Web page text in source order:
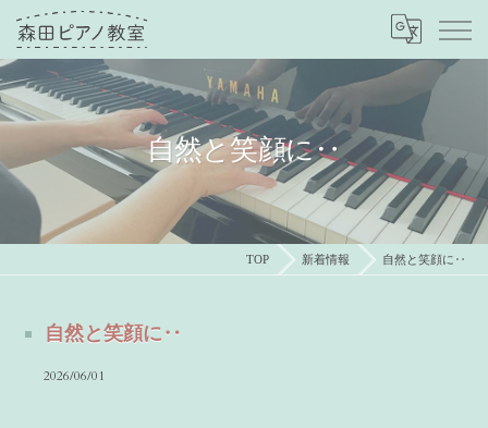
自然と笑顔に‥
TOP 新着情報 自然と笑顔に‥
自然と笑顔に‥
2026/06/01